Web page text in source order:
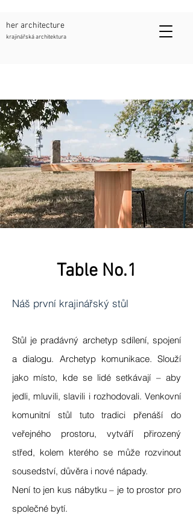
her architecture
krajinářská architektura
Table No.1
Náš první krajinářský stůl
Stůl je pradávný archetyp sdílení, spojení
a dialogu. Archetyp komunikace. Slouží
jako místo, kde se lidé setkávají – aby
jedli, mluvili, slavili i rozhodovali. Venkovní
komunitní stůl tuto tradici přenáší do
veřejného prostoru, vytváří přirozený
střed, kolem kterého se může rozvinout
sousedství, důvěra i nové nápady.
Není to jen kus nábytku – je to prostor pro
společné bytí.